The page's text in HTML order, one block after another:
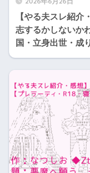
【やる夫スレ紹
志するかしないか
国・立身出世・成